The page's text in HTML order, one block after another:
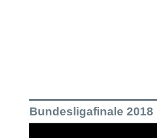
Bundesligafinale 2018